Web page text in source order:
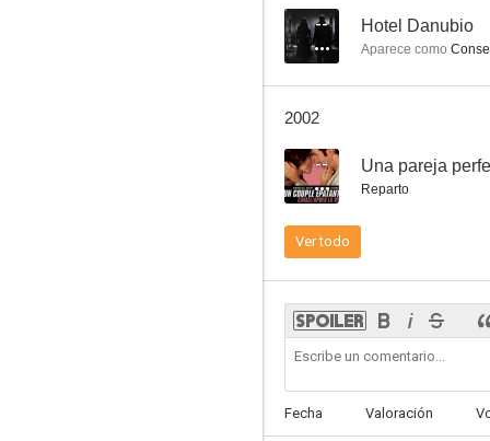
-- Hotel Danubio
Aparece como
2002
-- Una pareja
Reparto
Ver todo
Fecha Valoración